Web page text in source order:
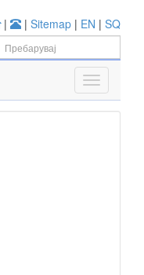
| | Sitemap | EN | SQ